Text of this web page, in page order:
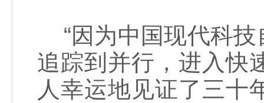
“因为中国现代科技
追踪到并行，进入快
人幸运地见证了三十